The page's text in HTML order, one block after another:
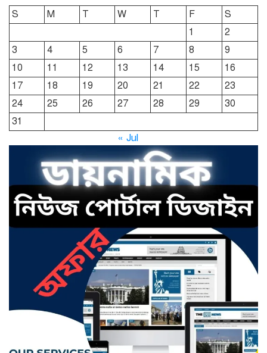
ছাতকে রুহুল আমীন ফাউন্ডেশনের
শীতবস্ত্র বিতরণ
দোয়ারাবাজারে নামে-বেনামে চলছে
খাসজমি দখলের প্রতিযোগিতা : নির্লিপ্ত
প্রশাসন
নিরব
ছাতকে এক স্কুল ছাত্রী পাশবিকতার
শিকার অভিযুক্ত
ছাতক থানার পুলিশ সদস্য সংগীতে
শ্রেষ্ঠ শিল্পী নির্বাচিত
ছাতকের নবাগত ইউএনও’র সাথে
প্রেসক্লাব নেতৃবৃন্দের সাক্ষাত
কথাসাহিত্যিক রাবেয়া খাতুন আর নেই
S
M T W T F
S
1
2
3
4 5 6 7 8
9
10
11 12 13 14 15
16
17
18 19 20 21 22
23
24
25 26 27 28 29
30
31
« Jul